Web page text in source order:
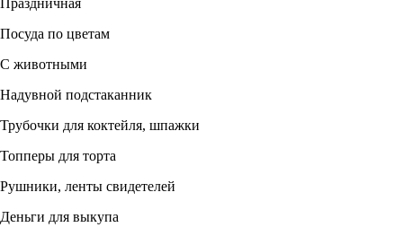
Праздничная
Посуда по цветам
С животными
Надувной подстаканник
Трубочки для коктейля, шпажки
Топперы для торта
Рушники, ленты свидетелей
Деньги для выкупа